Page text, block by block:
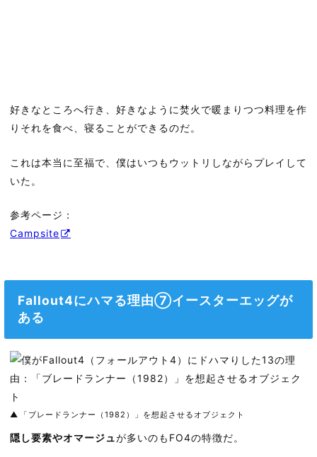
好きなところへ行き、好きなように焚火で暖まりつつ料理を作
りそれを食べ、寝ることができるのだ。
これは本当に至福で、僕はいつもウットリしながらプレイして
いた。
参考ページ：
Campsite
Fallout4にハマる理由⑦イースターエッグが
ある
「ブレードランナー（1982）」を想起させるオブジェクト
隠し要素やオマージュが多いのもFO4の特徴だ。